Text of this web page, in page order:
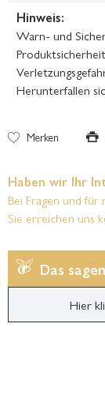
Hinweis:
Warn- und
Herunterfallen
Merken
Haben wir Ihr
Bei Fragen und
Sie erreichen uns
Das
Hier